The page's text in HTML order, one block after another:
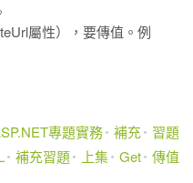
屬性），要傳值。例
專題實務 補充
習題
補充習題 上集 Get 傳值